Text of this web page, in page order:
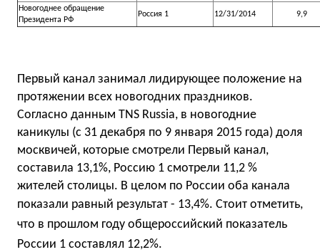
Новогоднее обращение
Президента РФ
Россия 1 12/31/2014 9,9
Первый канал занимал лидирующее положение на
протяжении всех новогодних праздников.
Согласно данным TNS Russia, в новогодние
каникулы (с 31 декабря по 9 января 2015 года) доля
москвичей, которые смотрели Первый канал,
составила 13,1%, Россию 1 смотрели 11,2 %
жителей столицы. В целом по России оба канала
показали равный результат - 13,4%. Стоит отметить,
что в прошлом году общероссийский показатель
России 1 составлял 12,2%.